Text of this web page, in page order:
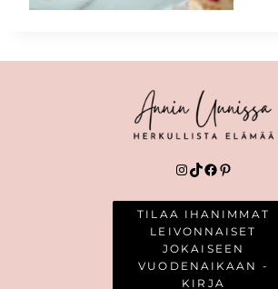
Instagram
TikTok
Facebook
Pinterest
TILAA IHANIMMAT
LEIVONNAISET
JOKAISEEN
VUODENAIKAAN -
KIRJA